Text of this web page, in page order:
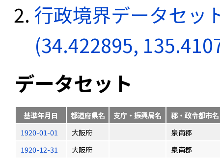
行政境界データセッ
(34.422895,
データセット
基準年月日 都道府県名 支庁・振興局名
郡・政令都市名
1920-01-01
大阪府
泉南郡
1920-12-31
大阪府
泉南郡